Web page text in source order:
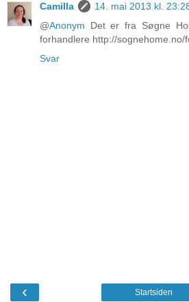
Camilla
14. mai 2013 kl.
@Anonym Det er fra Søgne
forhandlere http://sognehome.no/
Svar
‹ Startsiden